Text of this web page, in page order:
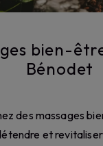
bien-
Bénodet
des massages
et